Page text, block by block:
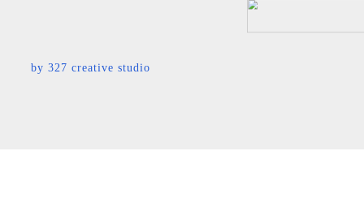
by 327 creative studio